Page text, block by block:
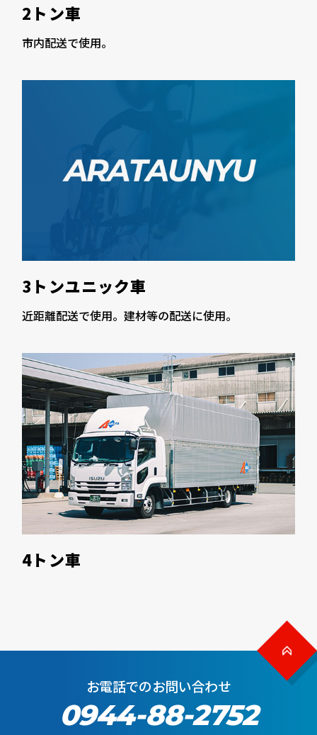
2トン車
市内配送で使用。
3トンユニック車
近距離配送で使用。建材等の配送に使用。
4トン車
お電話でのお問い合わせ
0944-88-2752